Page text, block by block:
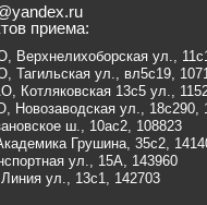
приема:
Верхнелихоборская ул.,
Тагильская ул., вл5с19 ,
Котляковская 13с5 ул.
,
Новозаводская ул., 18c290
ш., 10ас2, 108823
Грушина, 35с2 ,
ул., 15А , 143960
ул., 13с1
, 142703